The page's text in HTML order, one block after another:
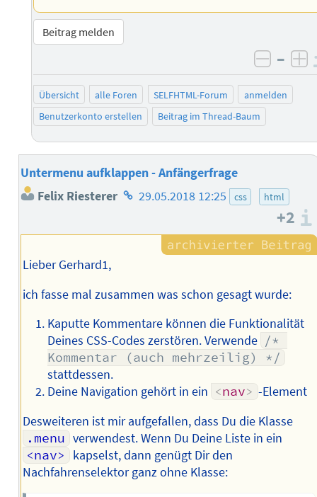
Beitrag melden
–
Übersicht alle Foren SELFHTML-Forum
anmelden
Benutzerkonto erstellen
Beitrag im Thread-Baum
Untermenu aufklappen - Anfängerfrage
Felix Riesterer Homepage
Autors
29.05.2018 12:25 css html
+2
Lieber Gerhard1,
ich fasse mal zusammen was schon gesagt wurde:
Kaputte Kommentare können die Funktionalität
Deines CSS-Codes zerstören. Verwende /*
Kommentar (auch mehrzeilig) */
stattdessen.
Deine Navigation gehört in ein <nav> -Element
Desweiteren ist mir aufgefallen, dass Du die Klasse
.menu verwendest. Wenn Du Deine Liste in ein
<nav>
kapselst, dann genügt Dir den
Nachfahrenselektor ganz ohne Klasse: